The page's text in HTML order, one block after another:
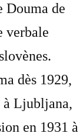
Douma de
verbale
dès 1929,
à Ljubljana,
en 1931 à